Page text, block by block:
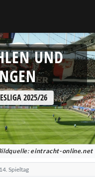
UND
2025/26
eintracht-online.net
14. Spieltag